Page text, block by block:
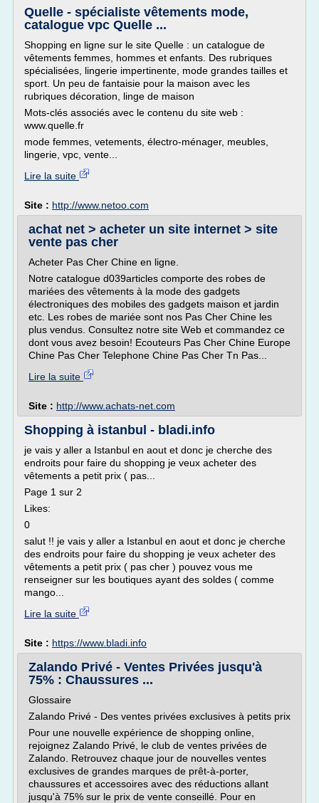
Quelle - spécialiste vêtements mode,
catalogue vpc Quelle ...
Shopping en ligne sur le site Quelle : un catalogue de
vêtements femmes, hommes et enfants. Des rubriques
spécialisées, lingerie impertinente, mode grandes tailles et
sport. Un peu de fantaisie pour la maison avec les
rubriques décoration, linge de maison
Mots-clés associés avec le contenu du site web :
www.quelle.fr
mode femmes, vetements, électro-ménager, meubles,
lingerie, vpc, vente...
Lire la suite
Site : http://www.netoo.com
achat net > acheter un site internet > site
vente pas cher
Acheter Pas Cher Chine en ligne.
Notre catalogue d039articles comporte des robes de
mariées des vêtements à la mode des gadgets
électroniques des mobiles des gadgets maison et jardin
etc. Les robes de mariée sont nos Pas Cher Chine les
plus vendus. Consultez notre site Web et commandez ce
dont vous avez besoin! Ecouteurs Pas Cher Chine Europe
Chine Pas Cher Telephone Chine Pas Cher Tn Pas...
Lire la suite
Site : http://www.achats-net.com
Shopping à istanbul - bladi.info
je vais y aller a Istanbul en aout et donc je cherche des
endroits pour faire du shopping je veux acheter des
vêtements a petit prix ( pas...
Page 1 sur 2
Likes:
0
salut !! je vais y aller a Istanbul en aout et donc je cherche
des endroits pour faire du shopping je veux acheter des
vêtements a petit prix ( pas cher ) pouvez vous me
renseigner sur les boutiques ayant des soldes ( comme
mango...
Lire la suite
Site : https://www.bladi.info
Zalando Privé - Ventes Privées jusqu'à
75% : Chaussures ...
Glossaire
Zalando Privé - Des ventes privées exclusives à petits prix
Pour une nouvelle expérience de shopping online,
rejoignez Zalando Privé, le club de ventes privées de
Zalando. Retrouvez chaque jour de nouvelles ventes
exclusives de grandes marques de prêt-à-porter,
chaussures et accessoires avec des réductions allant
jusqu'à 75% sur le prix de vente conseillé. Pour en